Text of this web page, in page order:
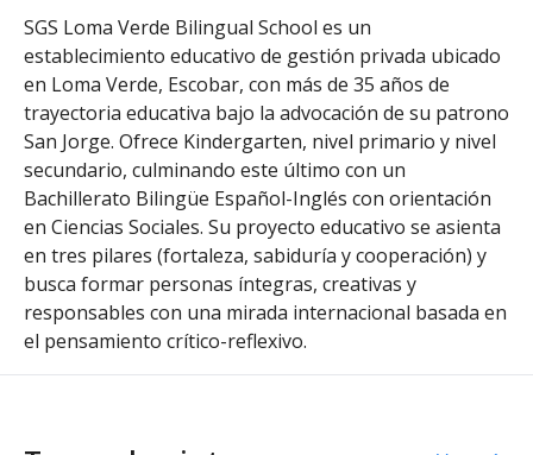
SGS Loma Verde Bilingual School es un
establecimiento educativo de gestión privada ubicado
en Loma Verde, Escobar, con más de 35 años de
trayectoria educativa bajo la advocación de su patrono
San Jorge. Ofrece Kindergarten, nivel primario y nivel
secundario, culminando este último con un
Bachillerato Bilingüe Español-Inglés con orientación
en Ciencias Sociales. Su proyecto educativo se asienta
en tres pilares (fortaleza, sabiduría y cooperación) y
busca formar personas íntegras, creativas y
responsables con una mirada internacional basada en
el pensamiento crítico-reflexivo.